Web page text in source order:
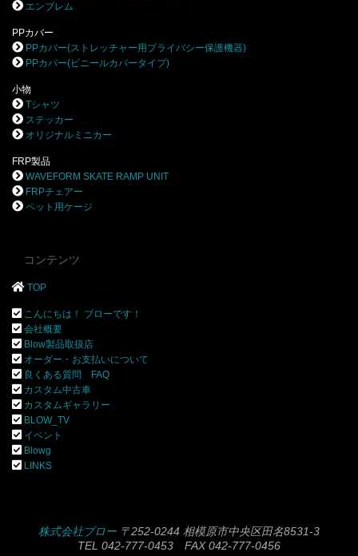
エンブレム
PPカバー
PPカバー(ストレッチャー用プライバシー保護機器)
PPカバー(ビニールカバータイプ)
小物
Tシャツ
ステッカー
オリジナルミニカー
FRP製品
WAVEFORM SKATE RAMP UNIT
FRPチェアー
ペット用ケージ
コンテンツ
TOP
こんにちは！ ブローです！
会社概要
Blow製品取扱店
オーダー・お支払いについて
良くある質問 FAQ
カスタム中古車
カスタムギャラリー
BLOW_TV
イベント
Blowg
LINKS
株式会社ブロー 〒252-0244 相模原市中央区田名8531-3
TEL 042-777-0453 FAX 042-777-0456